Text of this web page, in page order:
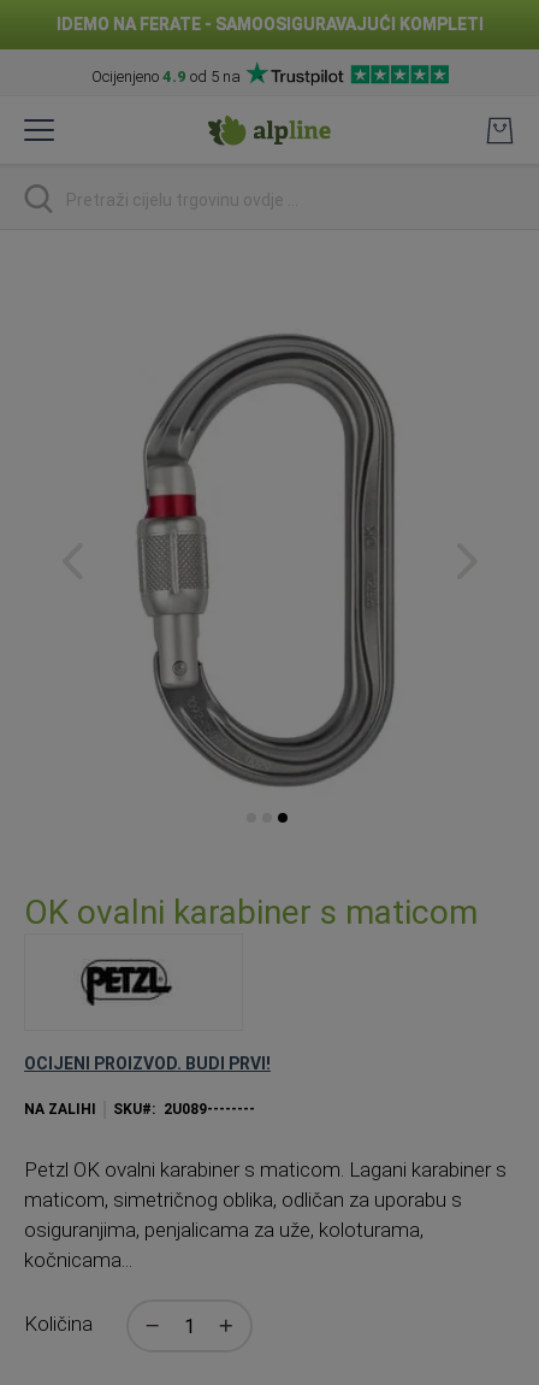
IDEMO NA FERATE - SAMOOSIGURAVAJUĆI KOMPLETI
Ocijenjeno 4.9 od 5 na
na
traži
to
the
beginning
gallery
OK ovalni karabiner s maticom
OCIJENI PROIZVOD. BUDI PRVI!
NA ZALIHI SKU 2U089--------
Petzl OK ovalni karabiner s maticom. Lagani karabiner s
maticom, simetričnog oblika, odličan za uporabu s
osiguranjima, penjalicama za uže, koloturama,
kočnicama...
Količina